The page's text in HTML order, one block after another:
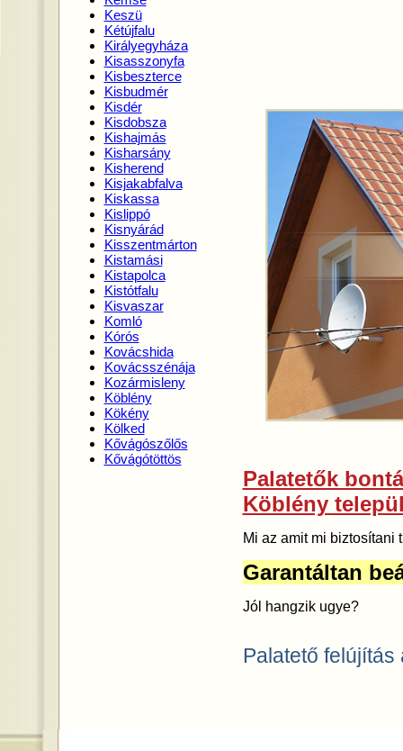
Keszü
Kétújfalu
Királyegyháza
Kisasszonyfa
Kisbeszterce
Kisbudmér
Kisdér
Kisdobsza
Kishajmás
Kisharsány
Kisherend
Kisjakabfalva
Kiskassa
Kislippó
Kisnyárád
Kisszentmárton
Kistamási
Kistapolca
Kistótfalu
Kisvaszar
Komló
Kórós
Kovácshida
Kovácsszénája
Kozármisleny
Köblény
Kökény
Kölked
Kővágószőlős
Kővágótöttös
Palatetők
Köblény
Mi az amit mi biztosítani
Garantáltan
Jól hangzik ugye?
Palatető felújítás